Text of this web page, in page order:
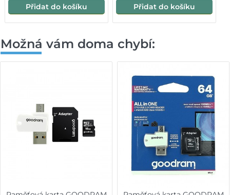
Přidat do košíku Přidat do košíku
Možná vám doma chybí: